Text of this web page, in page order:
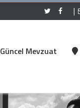
|
Güncel Mevzuat